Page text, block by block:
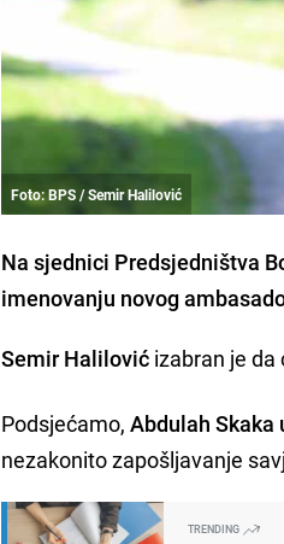
Foto: BPS / Semir Halilović
Na sjednici Predsjedništva
imenovanju novog
Semir Halilović izabran je
Podsjećamo,Abdulah Skaka
nezakonito zapošljavanje
TRENDING